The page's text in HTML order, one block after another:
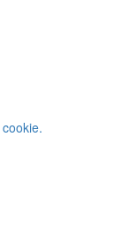
cookie.